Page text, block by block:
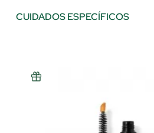
CUIDADOS ESPECÍFICOS